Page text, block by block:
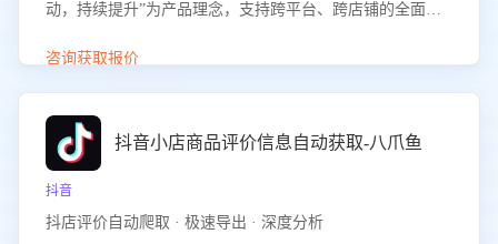
动，持续提升”为产品理念，支持跨平台、跨店铺的全面、
升客服团队的销服能力。
咨询获取报价
抖音小店商品评价信息自动获取-八爪鱼
抖音
抖店评价自动爬取 · 极速导出 · 深度分析